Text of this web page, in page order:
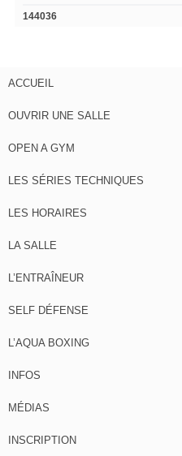
144036
ACCUEIL
OUVRIR UNE SALLE
OPEN A GYM
LES SÉRIES TECHNIQUES
LES HORAIRES
LA SALLE
L’ENTRAÎNEUR
SELF DÉFENSE
L’AQUA BOXING
INFOS
MÉDIAS
INSCRIPTION